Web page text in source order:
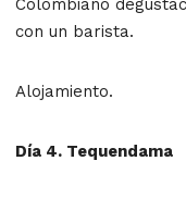
con un barista.
Alojamiento.
Día 4. Tequendama